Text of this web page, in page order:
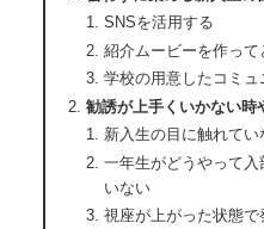
SNSを活用する
紹介ムービーを作って
学校の用意したコミュ
勧誘が上手くいかない時
新入生の目に触れてい
一年生がどうやって
いない
視座が上がった状態